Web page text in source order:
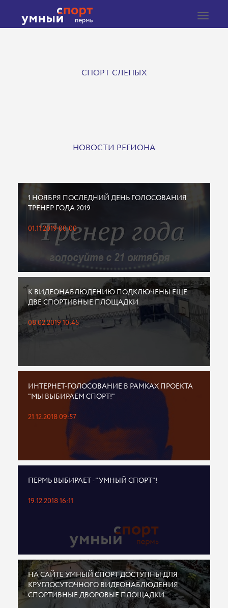
Toggle
СПОРТ СЛЕПЫХ
НОВОСТИ РЕГИОНА
1 НОЯБРЯ ПОСЛЕДНИЙ ДЕНЬ ГОЛОСОВАНИЯ
ТРЕНЕР ГОДА 2019
01.11.2019 00:00
К ВИДЕОНАБЛЮДЕНИЮ ПОДКЛЮЧЕНЫ ЕЩЕ
ДВЕ СПОРТИВНЫЕ ПЛОЩАДКИ
08.02.2019 10:45
ИНТЕРНЕТ-ГОЛОСОВАНИЕ В РАМКАХ ПРОЕКТА
"МЫ ВЫБИРАЕМ СПОРТ!"
21.12.2018 09:57
ПЕРМЬ ВЫБИРАЕТ - "УМНЫЙ СПОРТ"!
19.12.2018 16:11
НА САЙТЕ УМНЫЙ СПОРТ ДОСТУПНЫ ДЛЯ
КРУГЛОСУТОЧНОГО ВИДЕОНАБЛЮДЕНИЯ
СПОРТИВНЫЕ ДВОРОВЫЕ ПЛОЩАДКИ